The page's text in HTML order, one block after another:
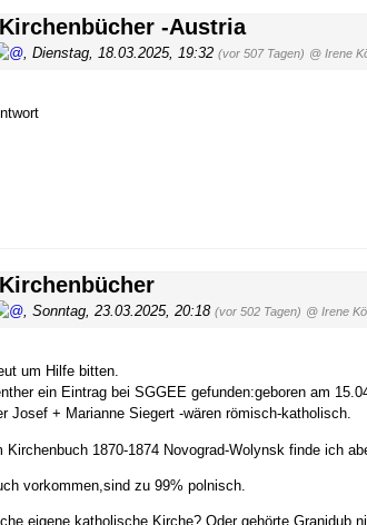
-Austria
, Dienstag, 18.03.2025, 19:32 (vor 507 Tagen) @ Irene
, Sonntag, 23.03.2025, 20:18 (vor 502 Tagen) @ Irene
um Hilfe bitten.
ein Eintrag bei SGGEE gefunden:geboren am
Josef + Marianne Siegert -wären römisch-katholisch.
1870-1874 Novograd-Wolynsk finde ich
vorkommen,sind zu 99% polnisch.
eigene katholische Kirche? Oder gehörte Granidub